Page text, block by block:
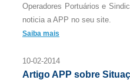
Operadores Portuários e
noticia a APP no seu site.
Saiba mais
10-02-2014
Artigo APP sobre